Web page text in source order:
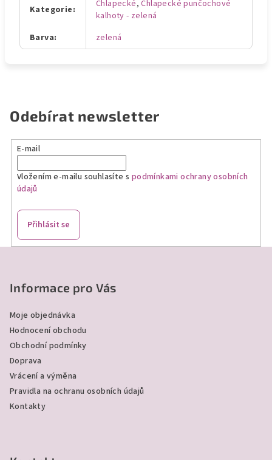
Kategorie: Chlapecké,Chlapecké punčochové
kalhoty - zelená
Barva: zelená
Odebírat newsletter
E-mail
Vložením e-mailu souhlasíte s podmínkami ochrany osobních
údajů
Přihlásit se
Informace pro Vás
Moje objednávka
Hodnocení obchodu
Obchodní podmínky
Doprava
Vrácení a výměna
Pravidla na ochranu osobních údajů
Kontakty